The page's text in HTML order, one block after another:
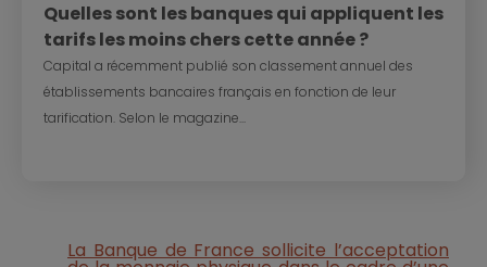
Quelles sont les banques qui appliquent les
tarifs les moins chers cette année ?
Capital a récemment publié son classement annuel des
établissements bancaires français en fonction de leur
tarification. Selon le magazine...
La Banque de France sollicite l’acceptation